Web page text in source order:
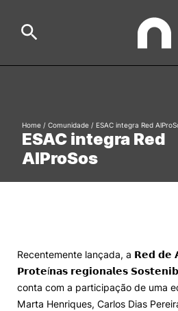
Estudar
International Relations
Ofertas de Emprego e
Formative Offer
ESAC integra Red
AlProSos
Home / Comunidade / ESAC integra Red
Recentemente lançada, a 𝗥𝗲𝗱 𝗱𝗲
𝗣𝗿𝗼𝘁𝗲í𝗻𝗮𝘀 𝗿𝗲𝗴𝗶𝗼𝗻𝗮𝗹𝗲𝘀
conta com a participação de uma
Marta Henriques, Carlos Dias